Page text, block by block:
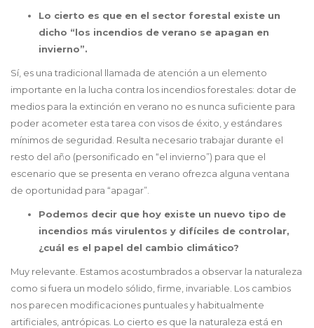
Lo cierto es que en el sector forestal existe un
dicho “los incendios de verano se apagan en
invierno”.
Sí, es una tradicional llamada de atención a un elemento
importante en la lucha contra los incendios forestales: dotar de
medios para la extinción en verano no es nunca suficiente para
poder acometer esta tarea con visos de éxito, y estándares
mínimos de seguridad. Resulta necesario trabajar durante el
resto del año (personificado en “el invierno”) para que el
escenario que se presenta en verano ofrezca alguna ventana
de oportunidad para “apagar”.
Podemos decir que hoy existe un nuevo tipo de
incendios más virulentos y difíciles de controlar,
¿cuál es el papel del cambio climático?
Muy relevante. Estamos acostumbrados a observar la naturaleza
como si fuera un modelo sólido, firme, invariable. Los cambios
nos parecen modificaciones puntuales y habitualmente
artificiales, antrópicas. Lo cierto es que la naturaleza está en